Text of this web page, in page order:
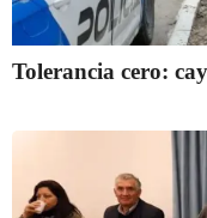
Tolerancia cero: